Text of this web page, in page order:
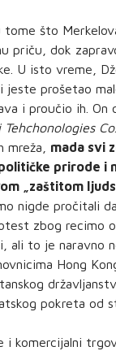
tome što
priču, dok
U isto vreme,
jeste prošetao
i proučio ih. On
Tehchonologies Co
mreža, mada svi
prirode i
„zaštitom
nigde pročitali
zbog recimo
ali to je naravno
Hong
pokreta od
i komercijalni